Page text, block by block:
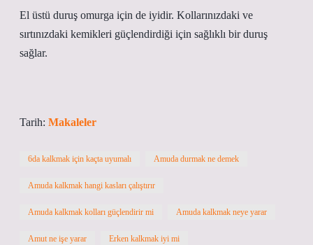
El üstü duruş omurga için de iyidir. Kollarınızdaki ve
sırtınızdaki kemikleri güçlendirdiği için sağlıklı bir duruş
sağlar.
Tarih: Makaleler
6da kalkmak için kaçta uyumalı Amuda durmak ne demek
Amuda kalkmak hangi kasları çalıştırır
Amuda kalkmak kolları güçlendirir mi Amuda kalkmak neye yarar
Amut ne işe yarar Erken kalkmak iyi mi